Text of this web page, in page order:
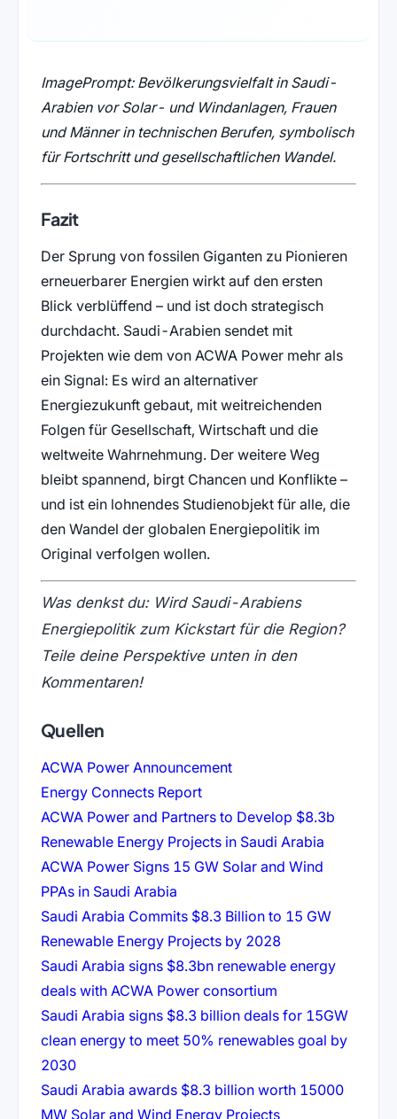
ImagePrompt: Bevölkerungsvielfalt in Saudi-
Arabien vor Solar- und Windanlagen, Frauen
und Männer in technischen Berufen, symbolisch
für Fortschritt und gesellschaftlichen Wandel.
Fazit
Der Sprung von fossilen Giganten zu Pionieren
erneuerbarer Energien wirkt auf den ersten
Blick verblüffend – und ist doch strategisch
durchdacht. Saudi-Arabien sendet mit
Projekten wie dem von ACWA Power mehr als
ein Signal: Es wird an alternativer
Energiezukunft gebaut, mit weitreichenden
Folgen für Gesellschaft, Wirtschaft und die
weltweite Wahrnehmung. Der weitere Weg
bleibt spannend, birgt Chancen und Konflikte –
und ist ein lohnendes Studienobjekt für alle, die
den Wandel der globalen Energiepolitik im
Original verfolgen wollen.
Was denkst du: Wird Saudi-Arabiens
Energiepolitik zum Kickstart für die Region?
Teile deine Perspektive unten in den
Kommentaren!
Quellen
ACWA Power Announcement(öffnet in neuem Tab)
Energy Connects Report(öffnet in neuem Tab)
ACWA Power and Partners to Develop $8.3b
Renewable Energy Projects in Saudi Arabia(öffnet in
ACWA Power Signs 15 GW Solar and Wind
PPAs in Saudi Arabia(öffnet in neuem Tab)
Saudi Arabia Commits $8.3 Billion to 15 GW
Renewable Energy Projects by 2028(öffnet in neuem
Saudi Arabia signs $8.3bn renewable energy
deals with ACWA Power consortium(öffnet in neuem
Saudi Arabia signs $8.3 billion deals for 15GW
clean energy to meet 50% renewables goal by
2030(öffnet in neuem Tab)
Saudi Arabia awards $8.3 billion worth 15000
MW Solar and Wind Energy Projects(öffnet in neuem